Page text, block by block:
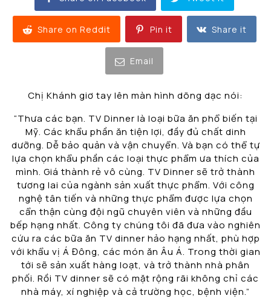
Share on Reddit Pin it Share it
Email
Chị Khánh giơ tay lên màn hình dõng dạc nói:
“Thưa các bạn. TV Dinner là loại bữa ăn phổ biến tại
Mỹ. Các khẩu phần ăn tiện lợi, đầy đủ chất dinh
dưỡng. Dễ bảo quản và vận chuyển. Và bạn có thể tự
lựa chọn khẩu phần các loại thực phẩm ưa thích của
mình. Giá thành rẻ vô cùng. TV Dinner sẽ trở thành
tương lai của ngành sản xuất thực phẩm. Với công
nghệ tân tiến và những thực phẩm được lựa chọn
cẩn thận cùng đội ngũ chuyên viên và những đầu
bếp hạng nhất. Công ty chúng tôi đã đưa vào nghiên
cứu ra các bữa ăn TV dinner hảo hạng nhất, phù hợp
với khẩu vị Á Đông, các món ăn Âu Á. Trong thời gian
tới sẽ sản xuất hàng loạt, và trở thành nhà phân
phối. Rồi TV dinner sẽ có mặt rộng rãi không chỉ các
nhà máy, xí nghiệp và cả trường học, bệnh viện.”